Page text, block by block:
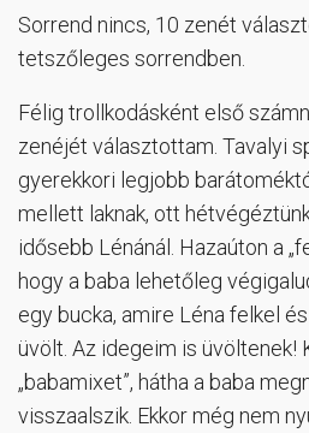
Sorrend nincs, 10 zenét
tetszőleges sorrendben.
Félig trollkodásként első
zenéjét választottam. Tavalyi
gyerekkori legjobb
mellett laknak, ott
idősebb Lénánál. Hazaúton a
hogy a baba lehetőleg
egy bucka, amire Léna felkel
üvölt. Az idegeim is üvöltenek!
„babamixet”, hátha a baba
visszaalszik. Ekkor még nem